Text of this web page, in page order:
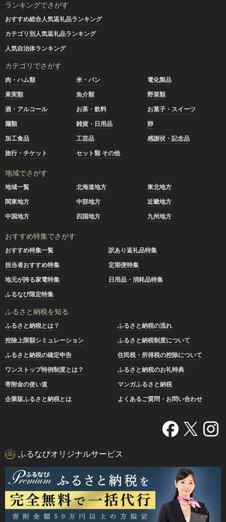
ランキングでさがす
おすすめ総合人気返礼品ランキング
カテゴリ別人気返礼品ランキング
人気自治体ランキング
カテゴリでさがす
肉・ハム類 米・パン
電化製品
果実類
魚介類
野菜類
酒・アルコール
お茶・飲料
お菓子・スイーツ
麺類
雑貨・日用品
卵
加工食品
工芸品
感謝状・記念品
旅行・チケット
セット類 その他
地域でさがす
地域一覧 北海道地方
東北地方
関東地方
中部地方
近畿地方
中国地方
四国地方 九州地方
おすすめ特集でさがす
おすすめ特集一覧
訳あり返礼品特集
担当者おすすめ特集
定期便特集
地元が誇る家電特集
日用品・消耗品特集
ふるなび限定特集
ふるさと納税を知る
ふるさと納税とは？
ふるさと納税の流れ
控除上限額シミュレーション
ふるさと納税制度について
ふるさと納税の確定申告
住民税・所得税の控除について
ワンストップ特例制度とは？
ふるさと納税のお礼特典
寄附金の使い道
マンガふるさと納税
企業版ふるさと納税とは
よくあるご質問・お問い合わせ
ふるなびオリジナルサービス